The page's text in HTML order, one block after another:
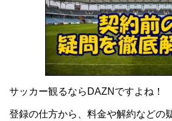
サッカー観るならDAZNですよね！
登録の仕方から、料金や解約などの